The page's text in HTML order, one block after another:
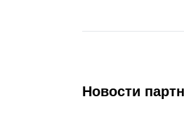
Новости